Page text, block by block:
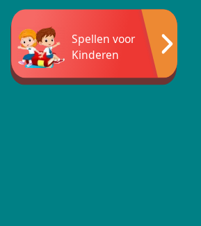
Spellen voor
Kinderen